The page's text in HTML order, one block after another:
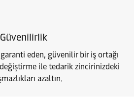
Güvenilirlik
eden, güvenilir bir iş ortağı
ile tedarik zincirinizdeki
azaltın.